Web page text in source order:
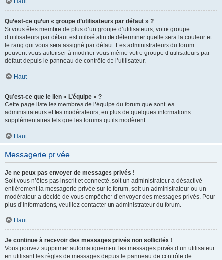
Haut
Qu’est-ce qu’un « groupe d’utilisateurs par défaut » ?
Si vous êtes membre de plus d’un groupe d’utilisateurs, votre groupe
d’utilisateurs par défaut est utilisé afin de déterminer quelle sera la couleur et
le rang qui vous sera assigné par défaut. Les administrateurs du forum
peuvent vous autoriser à modifier vous-même votre groupe d’utilisateurs par
défaut depuis le panneau de contrôle de l’utilisateur.
Haut
Qu’est-ce que le lien « L’équipe » ?
Cette page liste les membres de l’équipe du forum que sont les
administrateurs et les modérateurs, en plus de quelques informations
supplémentaires tels que les forums qu’ils modèrent.
Haut
Messagerie privée
Je ne peux pas envoyer de messages privés !
Soit vous n’êtes pas inscrit et connecté, soit un administrateur a désactivé
entièrement la messagerie privée sur le forum, soit un administrateur ou un
modérateur a décidé de vous empêcher d’envoyer des messages privés. Pour
plus d’informations, veuillez contacter un administrateur du forum.
Haut
Je continue à recevoir des messages privés non sollicités !
Vous pouvez supprimer automatiquement les messages privés d’un utilisateur
en utilisant les règles de messages depuis le panneau de contrôle de